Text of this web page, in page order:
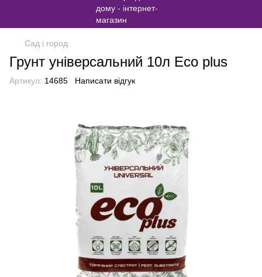
Сад і город
Грунт універсальний 10л Eco plus
Артикул: 14685 Написати відгук